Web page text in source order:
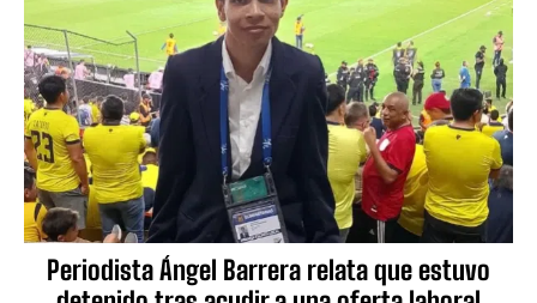
Periodista Ángel Barrera relata que estuvo